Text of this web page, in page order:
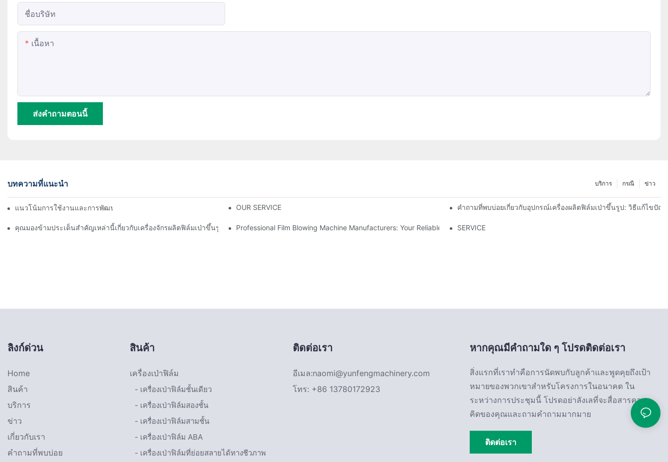
ชื่อบริษัท
เนื้อหา
ส่งคำถามตอนนี้
บทความที่แนะนำ ข่าว
กรณี
บริการ
แนวโน้มการใช้งานและการพัฒนาของเครื่องเป่าฟิล์ม OUR SERVICE คำถามที่พบบ่อยเกี่ยวกับอุปกรณ์เครื่องผลิตฟิล์มเป่าขึ้นรูป: วิธีแก้ไขปัญ
คุณมองข้ามประเด็นสำคัญเหล่านี้เกี่ยวกับเครื่องจักรผลิตฟิล์มเป่าขึ้นรูปหรือไม่?Professional Film Blowing Machine Manufacturers: Your Reliable Partner for High-Quality Film Production คืออะไร?
SERVICE
ลิงก์ด่วน
Home
สินค้า
บริการ
ข่าว
เกี่ยวกับเรา
คำถามที่พบบ่อย
สินค้า
เครื่องเป่าฟิล์ม
- เครื่องเป่าฟิล์มชั้นเดียว
- เครื่องเป่าฟิล์มสองชั้น
- เครื่องเป่าฟิล์มสามชั้น
- เครื่องเป่าฟิล์ม ABA
- เครื่องเป่าฟิล์มที่ย่อยสลายได้ทางชีวภาพ
ติดต่อเรา
อีเมล:naomi@yunfengmachinery.com
โทร: +86 13780172923
หากคุณมีคำถามใด ๆ โปรดติดต่อเรา
สิ่งแรกที่เราทำคือการนัดพบกับลูกค้าและพูดคุยถึงเป้า
หมายของพวกเขาสำหรับโครงการในอนาคต ใน
ระหว่างการประชุมนี้ โปรดอย่าลังเลที่จะสื่อสารความ
คิดของคุณและถามคำถามมากมาย
ติดต่อเรา